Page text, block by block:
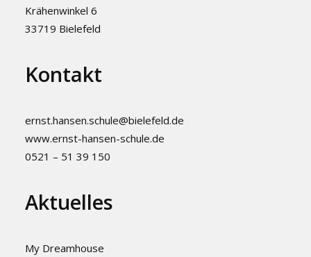
Krähenwinkel 6
33719 Bielefeld
Kontakt
ernst.hansen.schule@bielefeld.de
www.ernst-hansen-schule.de
0521 – 51 39 150
Aktuelles
My Dreamhouse